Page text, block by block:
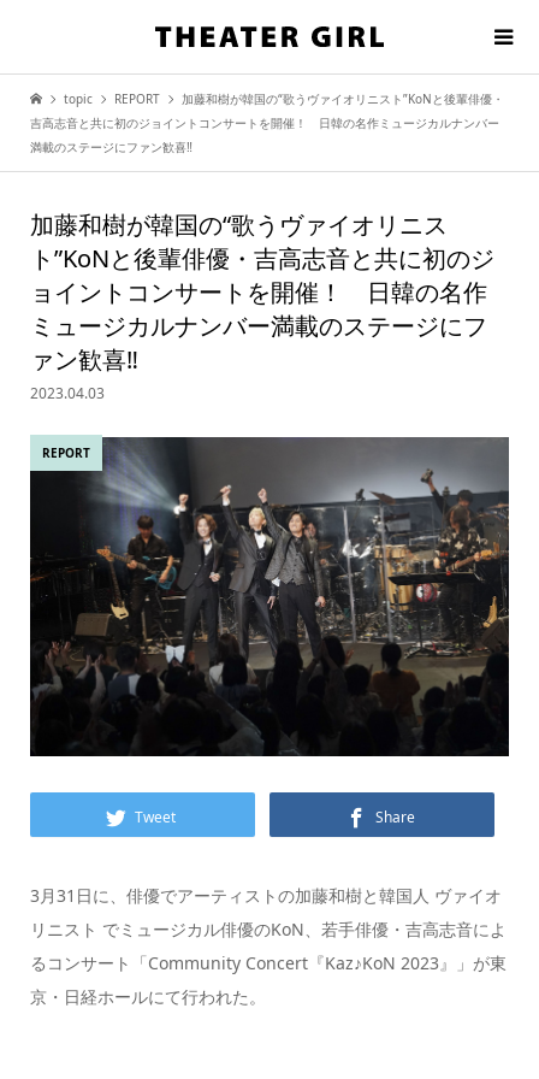
topic REPORT
加藤和樹が韓国の“歌うヴァイオリニスト”KoNと後輩俳優・
吉高志音と共に初のジョイントコンサートを開催！ 日韓の名作ミュージカルナンバー
満載のステージにファン歓喜‼
加藤和樹が韓国の“歌うヴァイオリニス
ト”KoNと後輩俳優・吉高志音と共に初のジ
ョイントコンサートを開催！ 日韓の名作
ミュージカルナンバー満載のステージにフ
ァン歓喜‼
2023.04.03
REPORT
Tweet Share
3月31日に、俳優でアーティストの加藤和樹と韓国人 ヴァイオ
リニスト でミュージカル俳優のKoN、若手俳優・吉高志音によ
るコンサート「Community Concert『Kaz♪KoN 2023』」が東
京・日経ホールにて行われた。